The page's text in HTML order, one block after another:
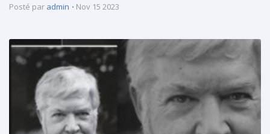
Posté par admin Nov 15 2023